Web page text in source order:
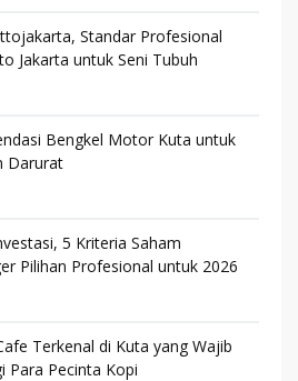
Standar Profesional
Jakarta untuk Seni Tubuh
Bengkel Motor Kuta untuk
Darurat
5 Kriteria Saham
Pilihan Profesional untuk 2026
Terkenal di Kuta yang Wajib
Para Pecinta Kopi